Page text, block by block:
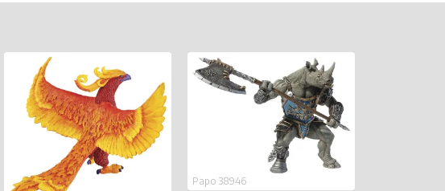
Papo 38946